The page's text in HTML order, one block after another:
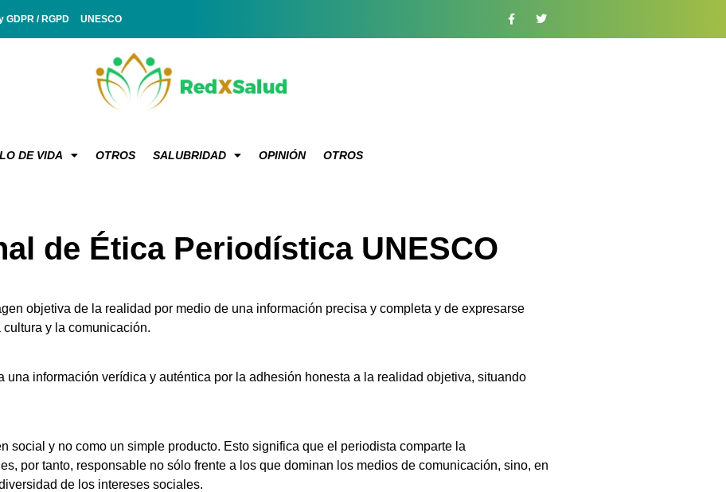
GDPR / RGPD UNESCO
DE VIDA OTROS SALUBRIDAD OPINIÓN OTROS
de Ética Periodística UNESCO
objetiva de la realidad por medio de una información precisa y completa y de expresarse
y la comunicación.
información verídica y auténtica por la adhesión honesta a la realidad objetiva, situando
social y no como un simple producto. Esto significa que el periodista comparte la
por tanto, responsable no sólo frente a los que dominan los medios de comunicación, sino, en
de los intereses sociales.